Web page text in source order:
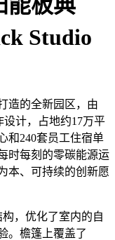
能板典
Studio
造的全新园区，由
设计，占地约17万平
和240套员工住宿单
时每刻的零碳能源运
本、可持续的创新愿
，优化了室内的自
。檐篷上覆盖了